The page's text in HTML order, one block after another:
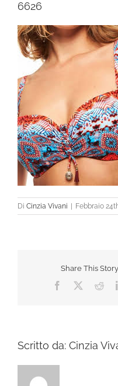
6626
Di Cinzia Vivani Febbraio
Share This
Facebook
Scritto da: Cinzia